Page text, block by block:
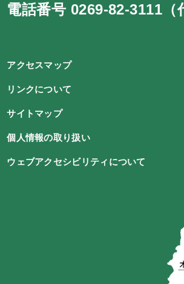
電話番号 0269-82-3111（
アクセスマップ
リンクについて
サイトマップ
個人情報の取り扱い
ウェブアクセシビリティについて